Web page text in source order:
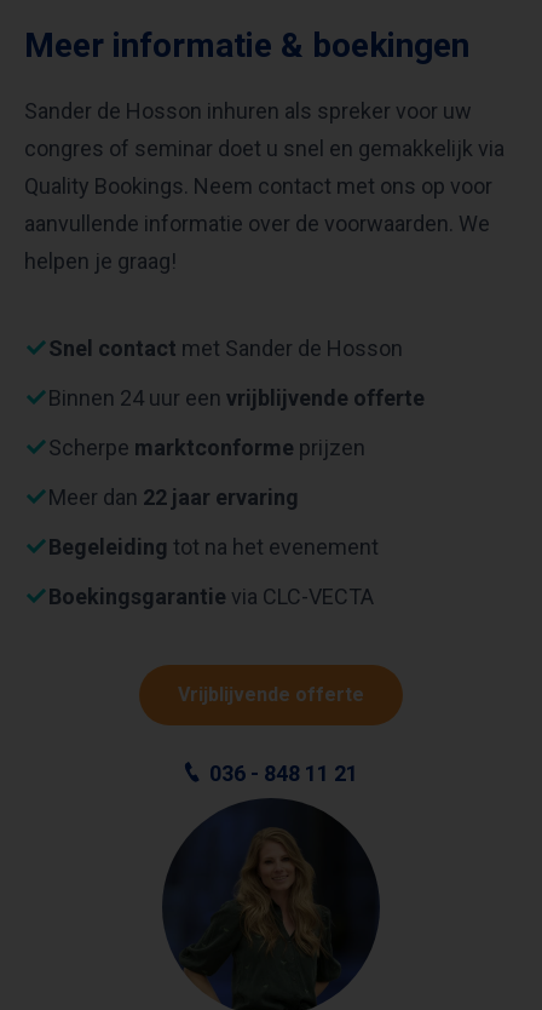
Meer informatie & boekingen
Sander de Hosson inhuren als spreker voor uw
congres of seminar doet u snel en gemakkelijk via
Quality Bookings. Neem contact met ons op voor
aanvullende informatie over de voorwaarden. We
helpen je graag!
Snel contact met Sander de Hosson
Binnen 24 uur een vrijblijvende offerte
Scherpe marktconforme prijzen
Meer dan 22 jaar ervaring
Begeleiding tot na het evenement
Boekingsgarantie via CLC-VECTA
Vrijblijvende offerte
036 - 848 11 21